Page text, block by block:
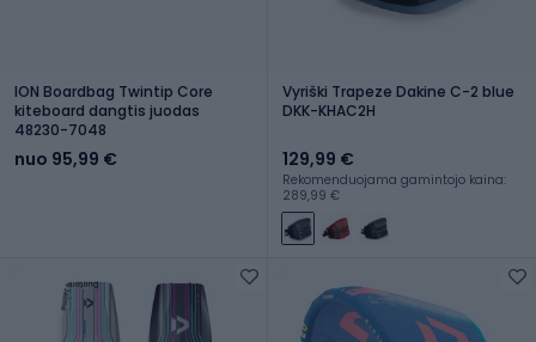
ION Boardbag Twintip Core
kiteboard dangtis juodas
48230-7048
nuo 95,99 €
Vyriški Trapeze Dakine C-2 blue
DKK-KHAC2H
129,99 €
Rekomenduojama gamintojo kaina:
289,99 €